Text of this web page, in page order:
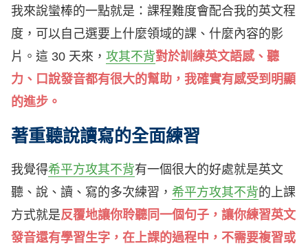
我來說蠻棒的一點就是：課程難度會配合我的英文程
度，可以自己選要上什麼領域的課、什麼內容的影
片。這 30 天來， 攻其不背對於訓練英文語感、聽
力、口說發音都有很大的幫助，我確實有感受到明顯
的進步。
著重聽說讀寫的全面練習
我覺得希平方攻其不背有一個很大的好處就是英文
聽、說、讀、寫的多次練習， 希平方攻其不背的上課
方式就是反覆地讓你聆聽同一個句子，讓你練習英文
發音還有學習生字，在上課的過程中，不需要複習或